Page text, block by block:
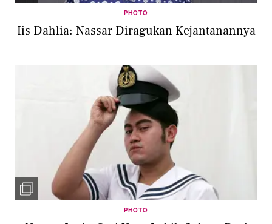
PHOTO
Iis Dahlia: Nassar Diragukan Kejantanannya
PHOTO